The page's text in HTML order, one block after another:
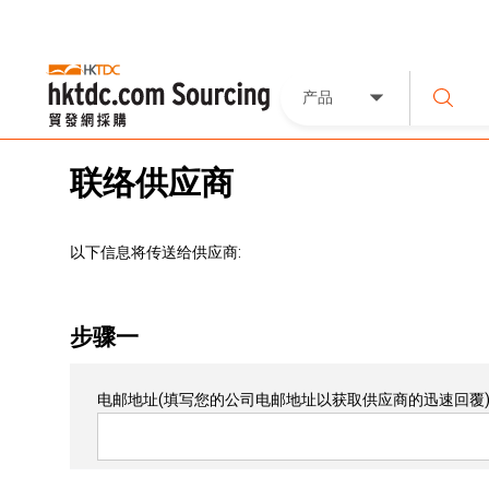
产品
联络供应商
以下信息将传送给供应商:
步骤一
电邮地址(填写您的公司电邮地址以获取供应商的迅速回覆)